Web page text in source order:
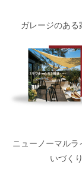
ガレージのある
ニューノーマルラ
いづくり